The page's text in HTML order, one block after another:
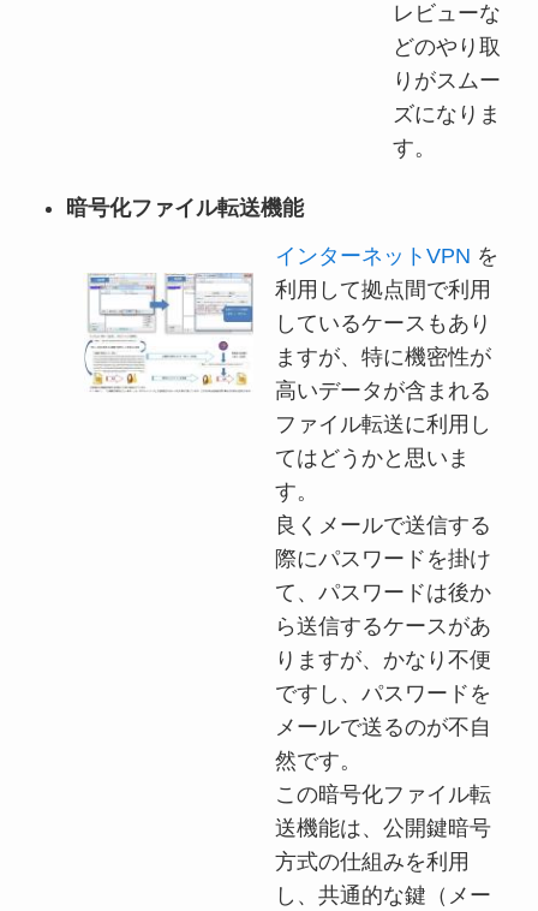
レビューな
どのやり取
りがスムー
ズになりま
す。
暗号化ファイル転送機能
インターネットVPN を
利用して拠点間で利用
しているケースもあり
ますが、特に機密性が
高いデータが含まれる
ファイル転送に利用し
てはどうかと思いま
す。
良くメールで送信する
際にパスワードを掛け
て、パスワードは後か
ら送信するケースがあ
りますが、かなり不便
ですし、パスワードを
メールで送るのが不自
然です。
この暗号化ファイル転
送機能は、公開鍵暗号
方式の仕組みを利用
し、共通的な鍵（メー